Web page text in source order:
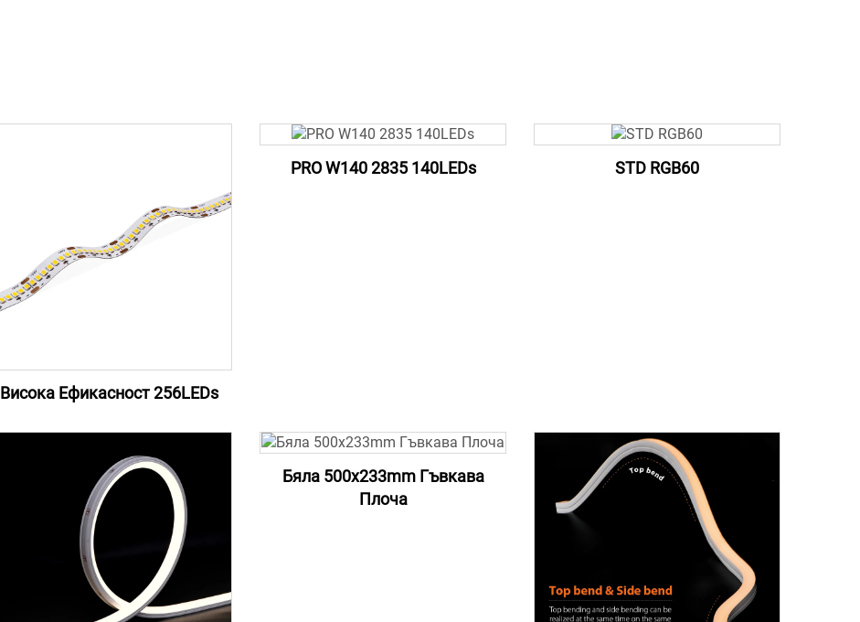
Висока Ефикасност 256LEDs
PRO W140 2835 140LEDs STD RGB60
Бяла 500x233mm Гъвкава
Плоча